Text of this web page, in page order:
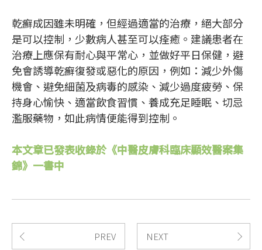
乾癬成因雖未明確，但經過適當的治療，絕大部分
是可以控制，少數病人甚至可以痊癒。建議患者在
治療上應保有耐心與平常心，並做好平日保健，避
免會誘導乾癬復發或惡化的原因，例如：減少外傷
機會、避免細菌及病毒的感染、減少過度疲勞、保
持身心愉快、適當飲食習慣、養成充足睡眠、切忌
濫服藥物，如此病情便能得到控制。
本文章已發表收錄於《中醫皮膚科臨床顯效醫案集
錦》一書中
PREV NEXT